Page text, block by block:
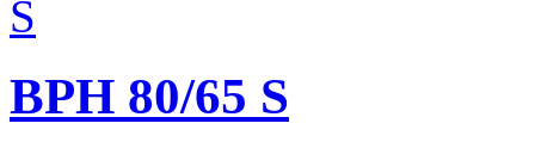
BPH 80/65 S